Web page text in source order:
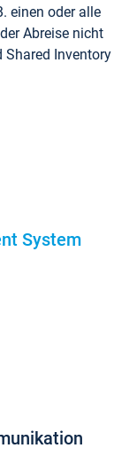
einen oder alle
Abreise nicht
Shared Inventory
System